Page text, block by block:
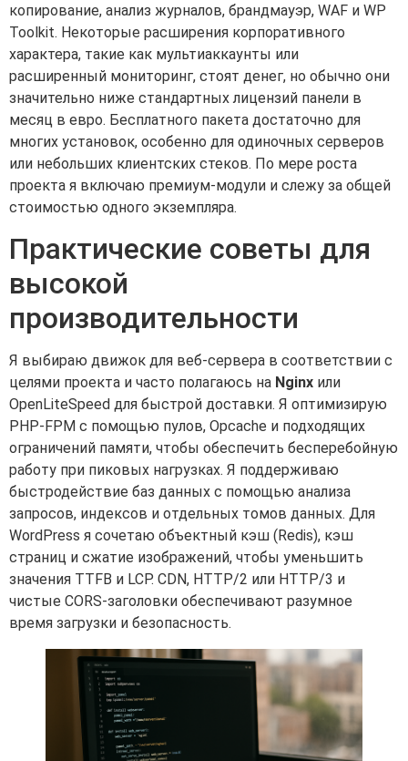
копирование, анализ журналов, брандмауэр, WAF и WP
Toolkit. Некоторые расширения корпоративного
характера, такие как мультиаккаунты или
расширенный мониторинг, стоят денег, но обычно они
значительно ниже стандартных лицензий панели в
месяц в евро. Бесплатного пакета достаточно для
многих установок, особенно для одиночных серверов
или небольших клиентских стеков. По мере роста
проекта я включаю премиум-модули и слежу за общей
стоимостью одного экземпляра.
Практические советы для
высокой
производительности
Я выбираю движок для веб-сервера в соответствии с
целями проекта и часто полагаюсь на Nginx или
OpenLiteSpeed для быстрой доставки. Я оптимизирую
PHP-FPM с помощью пулов, Opcache и подходящих
ограничений памяти, чтобы обеспечить бесперебойную
работу при пиковых нагрузках. Я поддерживаю
быстродействие баз данных с помощью анализа
запросов, индексов и отдельных томов данных. Для
WordPress я сочетаю объектный кэш (Redis), кэш
страниц и сжатие изображений, чтобы уменьшить
значения TTFB и LCP. CDN, HTTP/2 или HTTP/3 и
чистые CORS-заголовки обеспечивают разумное
время загрузки и безопасность.